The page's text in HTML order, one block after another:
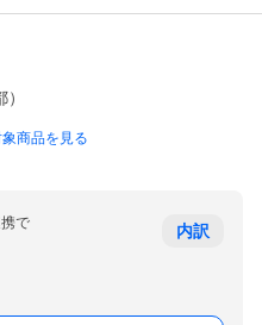
）
商品を見る
で 内訳